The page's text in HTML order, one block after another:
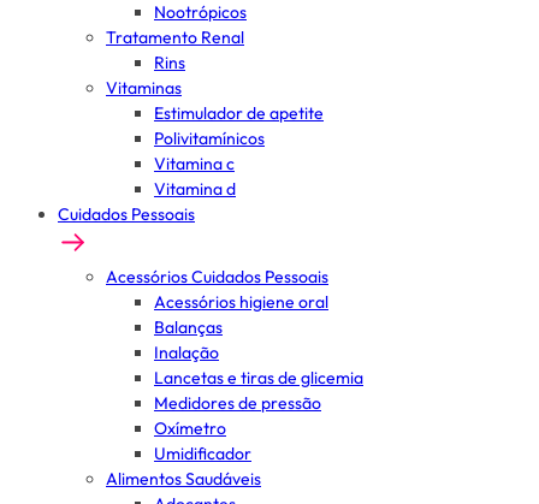
Nootrópicos
Tratamento Renal
Rins
Vitaminas
Estimulador de apetite
Polivitamínicos
Vitamina c
Vitamina d
Cuidados Pessoais
Acessórios Cuidados Pessoais
Acessórios higiene oral
Balanças
Inalação
Lancetas e tiras de glicemia
Medidores de pressão
Oxímetro
Umidificador
Alimentos Saudáveis